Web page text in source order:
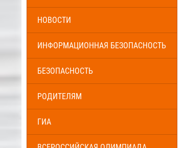
НОВОСТИ
ИНФОРМАЦИОННАЯ БЕЗОПАСНОСТЬ
БЕЗОПАСНОСТЬ
РОДИТЕЛЯМ
ГИА